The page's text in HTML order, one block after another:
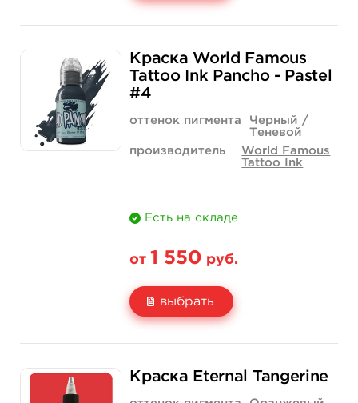
Количество
574 руб. 1 158 руб.
Краска World Famous
Tattoo Ink Pancho - Pastel
#4
оттенок пигмента
Черный /
Теневой
производитель
World Famous
Tattoo Ink
Есть на складе
от 1 550 руб.
выбрать
1 550 руб. 4 400 руб.
Краска Eternal Tangerine